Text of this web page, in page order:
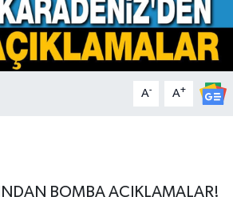
A- A+
BOMBA AÇIKLAMALAR!